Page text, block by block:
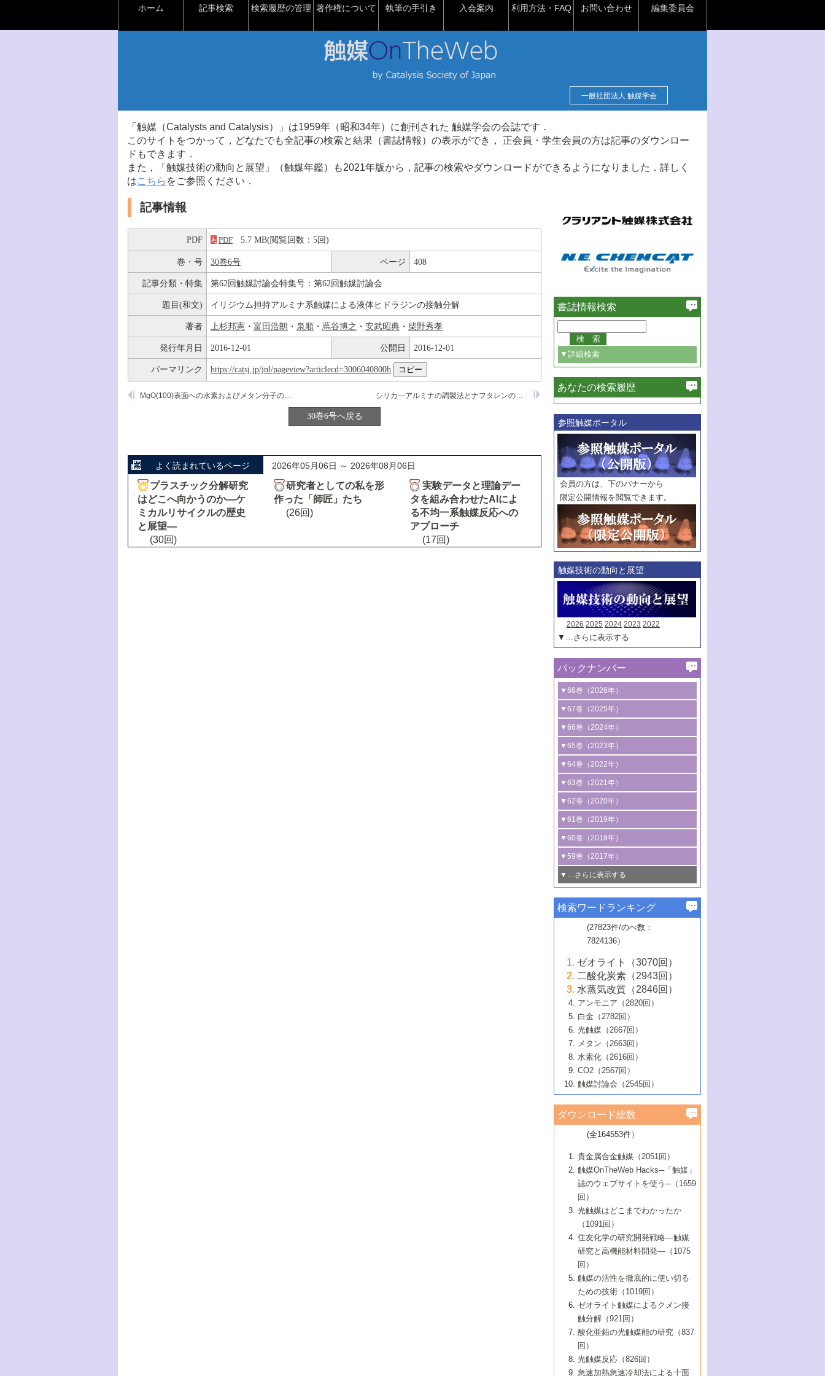
ホーム 記事検索 検索履歴の管理 著作権について 執筆の手引き 入会案内 利用方法・FAQ お問い合わせ 編集委員会
一般社団法人 触媒学会
「触媒（Catalysts and Catalysis）」は1959年（昭和34年）に創刊された 触媒学会の会誌です．
このサイトをつかって，どなたでも全記事の検索と結果（書誌情報）の表示ができ， 正会員・学生会員の方は記事のダウンロー
ドもできます．
また，「触媒技術の動向と展望」（触媒年鑑）も2021年版から，記事の検索やダウンロードができるようになりました．詳しく
はこちら をご参照ください．
記事情報
PDF PDF 5.7 MB(閲覧回数：5回)
巻・号 30巻6号 ページ 408
記事分類・特集 第62回触媒討論会特集号：第62回触媒討論会
題目(和文) イリジウム担持アルミナ系触媒による液体ヒドラジンの接触分解
著者 上杉邦憲 ・ 富田浩朗 ・ 泉順 ・ 蔦谷博之 ・ 安武昭典 ・ 柴野秀孝
発行年月日 2016-12-01 公開日 2016-12-01
パーマリンク https://catsj.jp/jnl/pageview?articlecd=3006040800h
シリカ―アルミナの調製法とナフタレンのアルキル化反応
MgO(100)表面への水素およびメタン分子の吸着に関するab initio MO法による研究
30巻6号へ戻る
よく読まれているページ 2026年05月06日 ～ 2026年08月06日
プラスチック分解研究
はどこへ向かうのか―ケ
ミカルリサイクルの歴史
と展望―
(30回)
研究者としての私を形
作った「師匠」たち
(26回)
実験データと理論デー
タを組み合わせたAIによ
る不均一系触媒反応への
アプローチ
(17回)
書誌情報検索
▼詳細検索
必ず含む
巻・号指定
巻
号
範囲指定
巻
号～
巻
号
触媒年鑑
年度
記事種別
マーク：
マークあり
あなたの検索履歴
参照触媒ポータル
会員の方は、下のバナーから
限定公開情報を閲覧できます。
触媒技術の動向と展望
2026 2025 2024 2023 2022
▼…さらに表示する
バックナンバー
▼68巻（2026年）
1号 過酸化水素合成に関する研究動向
2号 コンピューター技術により加速する
触媒開発
3号 有機分子変換やCO 資源化のための
光触媒に関する最近の研究
B号 第137回触媒討論会（2026年）
▼67巻（2025年）
1号 CO
水素化によるグリーン燃料/グリ
ーンケミカル製造
2号 水素製造のための水分解技術に関す
る最近の研究
3号 オレフィン系樹脂の精密合成に関す
る最新技術
4号 アルコール類の効率的変換を実現す
る非貴金属触媒の研究動向
5号 ゼオライトの合成と応用における研
究動向
6号 ヘテロ接合界面
B号 第135回触媒討論会（2025年）
▼66巻（2024年）
1号 低次元ナノ構造を有する触媒材料
2号 規制反応場を活用した固体触媒研究
の新展開
3号 未踏分子変換を目指した酸化触媒プ
ロセスの最前線
4号 シンクロトロン放射光および中性子
線を利用した触媒解析技術の最先端
5号 単原子触媒
6号 参照触媒委員会からのお知らせ
B号 第133回触媒討論会（2023年）
▼65巻（2023年）
1号 炭素が関わる触媒機能
2号 プラスチックケミカルリサイクルの
ための触媒技術
3号 非酸化物系金属化合物を基盤とした
触媒材料の開発
4号 格子酸素・格子酸素欠陥を利用した
触媒反応
5号 生体触媒によるエネルギー変換反応
6号 窒素とリンの循環のための触媒・機
能性材料
▼64巻（2022年）
1号 合成ガス製造とCOを用いるケミカル
ズ合成の最新動向
2号 化学品合成のための合金触媒開発
3号 CO の排出削減および有効活用のた
めの触媒技術
4号 若手による情報発信企画～とびたて
若き触媒の研究者たち～（1）
若き触媒の研究者たち～（2）
6号 石油のノーブル・ユースを志向した
触媒技術
大学：オンライン・対面開催）
▼63巻（2021年）
1号 金触媒の新展開
2号 ペロブスカイト
3号 特殊反応場を利用した触媒的分子変
換反応
4号 多孔質材料を用いた触媒の新展開
5号 情報学的手法を用いた触媒開発
6号 カーボンニュートラルに向けた電解
技術
B号 第127回触媒討論会（2021年・オン
ライン開催(Zoom)のみ）
▼62巻（2020年）
1号 触媒設計を拓く欠陥構造のキャラク
タリゼーション
2号 機能化学品製造に資するクリーンな
触媒的酸化反応
3号 水処理のための触媒化学
4号 光触媒を用いた水分解の最新の研究
動向
5号 次世代の触媒プロセスを支えるマイ
6号 メタン転換技術の最新動向
B号 第125回触媒討論会（2020年・工学
院大学）
▼61巻（2019年）
1号 物質移動制御に着目した触媒プロセ
ス開発
2号 CO2 フリー水素サプライチェーンに
関わる触媒開発動向
3号 精密高分子合成に関する最近の研究
動向
4号 バイオマス化成品製造のための触媒
5号 固体触媒による含窒素有機化合物変
換の最前線
6号 貴金属使用量低減に向けた自動車排
ガス浄化触媒の開発
B号 第123回触媒討論会（2019年・大阪
▼60巻（2018年）
1号 固体酸触媒の最新の研究動向
2号 二酸化炭素からの有用化学品合成
3号 ナノ粒子・クラスター触媒の最前線
4号 60周年記念企画
5号 進化するゼオライト合成技術
6号 非貴金属系触媒における電気化学的
B号 第121回触媒討論会（2018年・東京
大学）
▼59巻（2017年）
1号 いたるところに，触媒
最先端技術
3号 無機分離膜材料の開発と触媒反応プ
ロセスへの適用
5号 水素のふるまいを解き明かす最先端
研究
6号 低級アルカンの有効利用のための触
媒技術
B号 第119回触媒討論会（2017年・首都
大学東京）
▼…さらに表示する
1号 ユニークな構造の高分子を生み出す触
2号 リグニンからの化成品製造に向けた触
媒技術
3号 触媒研究の最先端～とびたて若き研究
者たち～（1）
4号 触媒研究の最先端～とびたて若き研究
者たち～（2）
5号 触媒研究の最先端～とびたて若き研究
者たち～（3）
6号 イオニクス材料と燃料電池・電解合成
の最新の研究動向
B号 第117回触媒討論会（2016年・大阪府
立大学）
▼57巻（2015年）
1号 水素キャリアにかかわる触媒技術の新
2号 石油精製用触媒の最近の進展
3号 固体酸化物形燃料電池（SOFC）におけ
るアノード触媒上での燃料直接改質技術
4号 コアシェル構造の制御による触媒機能
5号 工業触媒およびその周辺技術の最近の
進歩
6号 ナノシート
B号 第115回触媒討論会（2015年・成蹊大
▼56巻（2014年）
2号 光触媒反応機構に関する最新の研究動
向
開発動向
4号 人工光合成に向けた近年のアプローチ
5号 未利用熱エネルギーの有効活用に貢献
する触媒技術
6号 ポリオキソメタレート
B号 第113回触媒討論会（2014年・ロワジ
ールホテル豊橋）
1号 高耐久性燃料電池システム用触媒にお
ける新展開
2号 リビングラジカル重合の最近の動向
3号 天然ガスの化学工業的展開に関する触
媒技術
4号 貴金属触媒の精密構造制御とその活用
5号 バイオマス化成品製造のための固体触
6号 ナノ空間─吸着状態解析から新機能開拓
B号 第111回触媒討論会（2013年・関西大
▼54巻（2012年）
1号 規則性多孔体の利用技術における最近
の進歩
2号 第109回触媒討論会
3号 貴金属低減技術の最新動向
4号 貴金属代替技術の最新動向
5号 光触媒による物質変換反応の新展開
6号 グラフェン
7号 水素を利用する化成品合成の新潮流
▼53巻（2011年）
1号 金属学から見る合金触媒の新展開
2号 第107回触媒討論会
3号 触媒のその場観察法の進歩（１）
4号 触媒のその場観察法の進歩（２）
5号 不活性結合の触媒的活性化による有機
合成
6号 新しい固体酸触媒技術
7号 ゼオライト合成における最近の進歩
▼52巻（2010年）
1号 触媒の劣化対策と長寿命触媒開発
2号 第105回触媒討論会
3号 ナノ構造が拓く新機能
4号 活性サイトおよびその環境の精密な設
計による触媒の高機能化
5号 触媒を有効に使うための技術
7号 有機分子触媒による精密有機合成
8号 高機能化ポリオレフィンに向けた重合
触媒の最近の進展
1号 炭素材料－熱い注目を集める材料－
2号 第103回触媒討論会
3号 環境浄化用光触媒の現状と課題
4号 水素社会の実現に向けた水素製造・貯
蔵技術の進歩
5号 CO2が関わる触媒・材料
7号 持続可能社会実現のための触媒および
触媒関連技術
▼50巻（2008年）
1号 触媒化学と学会のこの10年，半世紀，
そして未来
2号 第101回触媒討論会
4号 錯体を利用したユニークな表面構造の
構築と機能
5号 若手会員による触媒研究の未来展望1：
企業編
6号 第102回触媒討論会
7号 触媒・化学反応における計算化学の進
8号 若手研究者による触媒研究の未来展望
2：大学・研究所編
▼49巻（2007年）
1号 含フッ素化合物の合成と触媒
2号 第99回触媒討論会
3号 実用的ファインケミカル合成プロセス
を実現する触媒
5号 こんな物質，あんな物質―新たな触媒
の可能性―
7号 『結晶の化学』を活かした触媒研究
8号 イオン液体の応用
▼48巻（2006年）
1号 固体酸触媒の最近の進歩
2号 第97回触媒討論会
3号 リビング重合触媒の最近の展開
5号 水素製造・貯蔵のための触媒技術の新
しい展開
6号 第98回触媒討論会
7号 基礎化学品製造の触媒技術
8号 多機能型リアクター
1号 最近の触媒担体とその効果
2号 第95回触媒討論会
4号 水分解用光触媒材料
5号 時間分解分光の進歩と応用
6号 第96回触媒討論会
8号 超臨界流体を用いた化学プロセスの新
▼46巻（2004年）
1号 部分酸化反応触媒の最前線
2号 第93回触媒討論会
3号 特殊エネルギー場の触媒反応
4号 生体内における金属の触媒作用
5号 ファインケミカルズの展開に寄与する
6号 第94回触媒討論会
7号 サブナノレベルでみた新しい表面現象
8号 オレフィン重合触媒の新たな展
▼45巻（2003年）
1号 なぜこの触媒が良いのか？
2号 第91回触媒討論会
3号 最近の自動車排ガス処理技術
4号 触媒研究の現状と将来─第90回触媒討論
5号 基礎化学品製造の触媒技術
6号 第92回触媒討論会
7号 基礎化学品製造の触媒技術
8号 資源の循環と触媒技術
▼44巻（2002年）
1号 高次制御された触媒の化学
2号 第89回触媒討論会
3号 触媒を利用した電気化学の新展開
4号 ナノ材料の調製と機能化
5号 こんな触媒が欲しい
6号 第90回触媒討論会
7号 触媒研究と学術雑誌/情報
8号 若い世代からみた触媒化学の現状と未
▼43巻（2001年）
1号 グリーンケミストリーと触媒
2号 第87回触媒討論会特集号
3号 生体触媒とバイオプロセス
4号 水素製造・利用の触媒化学
5号 触媒研究における新しい切り口：コン
ビナトリアルケミストリー
6号 第88回触媒討論会特集号
7号 企業における触媒研究のブレークスル
8号 この材料を触媒として使ってみません
▼42巻（2000年）
1号 触媒反応工学の明日を拓く
2号 第85回触媒討論会
3号 反応ダイナミクス
5号 触媒のおもしろさをどのように伝える
6号 第86回触媒討論会
7号 水素化精製触媒の新しい展開
8号 新しい反応性と機能性を目指した金属
クラスタ-化学
▼41巻（1999年）
1号 孔、穴、あな?-特異な空間とその利用-
2号 第83回触媒討論会
3号 均一系触媒反応最前線
4号 実用炭素材料の新展開
5号 研究の方法論を考える
7号 機能性金属材料と触媒
8号 触媒研究へのNMRの応用と展望
▼40巻（1998年）
進展と21世紀への提言/創立40周年記念・触
媒学会この10年の歩みとこれから/創立40周
2号 第81回触媒討論会
3号 計算機触媒化学へのさそい
4号 触媒劣化の制御と予測
5号 最新の実用プロセスと触媒
6号 第82回触媒討論会
1号 均一系と不均一系触媒反応-その特徴と
接点
2号 第79回触媒討論会
3号 最新NO除去触媒の実用化研究
4号 新しい反応場を目指した触媒調製
5号 反応・分離技術の新しい展開
6号 第80回触媒討論会
▼38巻（1996年）
1号 触媒の構造と触媒作用/C1化学を中心と
する21世紀への触媒
3号 オリンピックメダル:金・銀・銅はどん
な触媒作用を示すか
4号 触媒作用における機能の複合化
▼37巻（1995年）
1号 ファインケミカルズと固体触媒
2号 第75回触媒討論会
3号 希土類を利用した触媒
4号 触媒とリサイクル
5号 エネルギー変換触媒
▼36巻（1994年）
1号 電気化学と触媒
2号 第73回触媒討論会
3号 C4化学の展開
4号 《通常号》
▼35巻（1993年）
1号 工業触媒開発マニュアル―探索から工
業化まで
2号 第71回触媒討論会
▼34巻（1992年）
1号 インパクトを与えたこの研究
2号 第69回触媒討論会
▼33巻（1991年）
1号 触媒プロセス開発マニュアル―探索か
▼32巻（1990年）
検索ワードランキング
(27823件/のべ数：
7824136）
ゼオライト（3070回）
二酸化炭素（2943回）
水蒸気改質（2846回）
アンモニア（2820回）
白金（2782回）
光触媒（2667回）
メタン（2663回）
水素化（2616回）
CO2（2567回）
触媒討論会（2545回）
ダウンロード総数
(全164553件）
貴金属合金触媒（2051回）
触媒OnTheWeb Hacks─「触媒」
誌のウェブサイトを使う─（1659
回）
光触媒はどこまでわかったか
（1091回）
住友化学の研究開発戦略―触媒
研究と高機能材料開発―（1075
回）
触媒の活性を徹底的に使い切る
ための技術（1019回）
ゼオライト触媒によるクメン接
触分解（921回）
酸化亜鉛の光触媒能の研究（837
回）
光触媒反応（826回）
急速加熱急速冷却法による十面